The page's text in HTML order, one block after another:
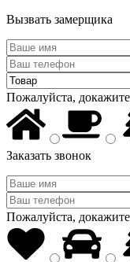
Вызвать замерщика
Пожалуйста,
Заказать звонок
Пожалуйста,